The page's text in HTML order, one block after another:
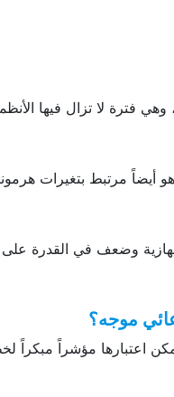
اللواتي شُخصت حالتهن قبل سن 25 سنة، وهي
وهو أيضاً مرتبط بتغيرات
وضعف في القدرة على
موجه؟
اعتبارها مؤشراً مبكراً